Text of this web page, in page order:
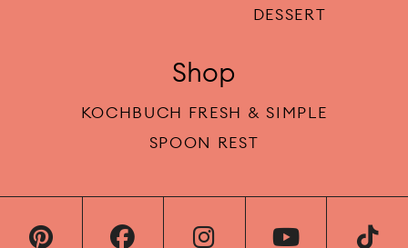
DESSERT
Shop
KOCHBUCH FRESH & SIMPLE
SPOON REST